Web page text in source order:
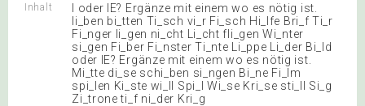
Inhalt
I oder IE? Ergänze mit einem wo es nötig ist.
li_ben bi_tten Ti_sch vi_r Fi_sch Hi_lfe Bri_f Ti_r
Fi_nger li_gen ni_cht Li_cht fli_gen Wi_nter
si_gen Fi_ber Fi_nster Ti_nte Li_ppe Li_der Bi_ld
oder IE? Ergänze mit einem wo es nötig ist.
Mi_tte di_se schi_ben si_ngen Bi_ne Fi_lm
spi_len Ki_ste wi_ll Spi_l Wi_se Kri_se sti_ll Si_g
Zi_trone ti_f ni_der Kri_g